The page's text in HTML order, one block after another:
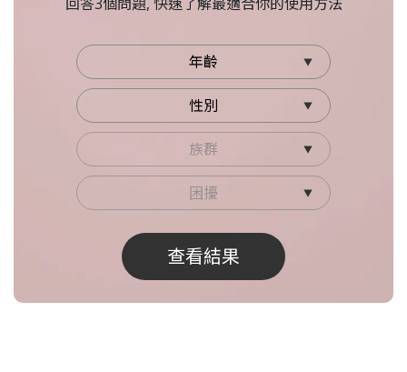
回答3個問題, 快速了解最適合你的使用方法
查看結果